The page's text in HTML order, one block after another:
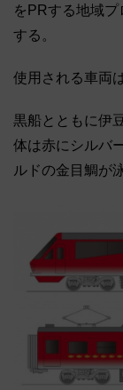
をPRする地域
する。
使用される車両
黒船とともに伊
体は赤にシルバ
ルドの金目鯛が